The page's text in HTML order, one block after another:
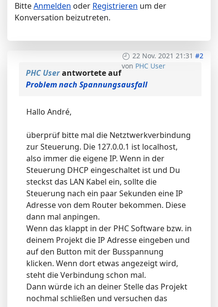
BitteAnmelden oder Registrieren um der
Konversation beizutreten.
22 Nov. 2021 21:31 #2
von PHC User
PHC Userantwortete auf
Problem nach Spannungsausfall
Hallo André,
überprüf bitte mal die Netztwerkverbindung
zur Steuerung. Die 127.0.0.1 ist localhost,
also immer die eigene IP. Wenn in der
Steuerung DHCP eingeschaltet ist und Du
steckst das LAN Kabel ein, sollte die
Steuerung nach ein paar Sekunden eine IP
Adresse von dem Router bekommen. Diese
dann mal anpingen.
Wenn das klappt in der PHC Software bzw. in
deinem Projekt die IP Adresse eingeben und
auf den Button mit der Busspannung
klicken. Wenn dort etwas angezeigt wird,
steht die Verbindung schon mal.
Dann würde ich an deiner Stelle das Projekt
nochmal schließen und versuchen das